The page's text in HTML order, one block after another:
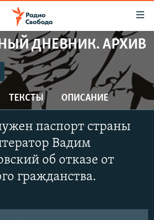
ДНЕВНИК. АРХИВ
Подписаться
ТЕКСТЫ ОПИСАНИЕ
паспорт страны
Вадим
об отказе от
гражданства.